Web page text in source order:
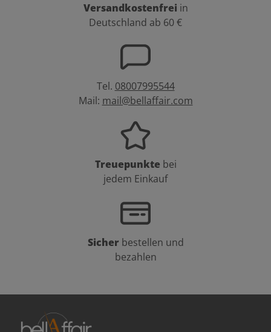
Versandkostenfrei in
Deutschland ab 60 €
Tel. 08007995544
Mail: mail@bellaffair.com
Treuepunkte bei
jedem Einkauf
Sicher bestellen und
bezahlen